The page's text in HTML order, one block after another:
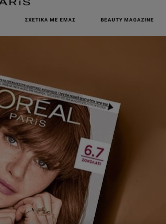
ΣΧΕΤΙΚΆ ΜΕ ΕΜΆΣ BEAUTY MAGAZINE